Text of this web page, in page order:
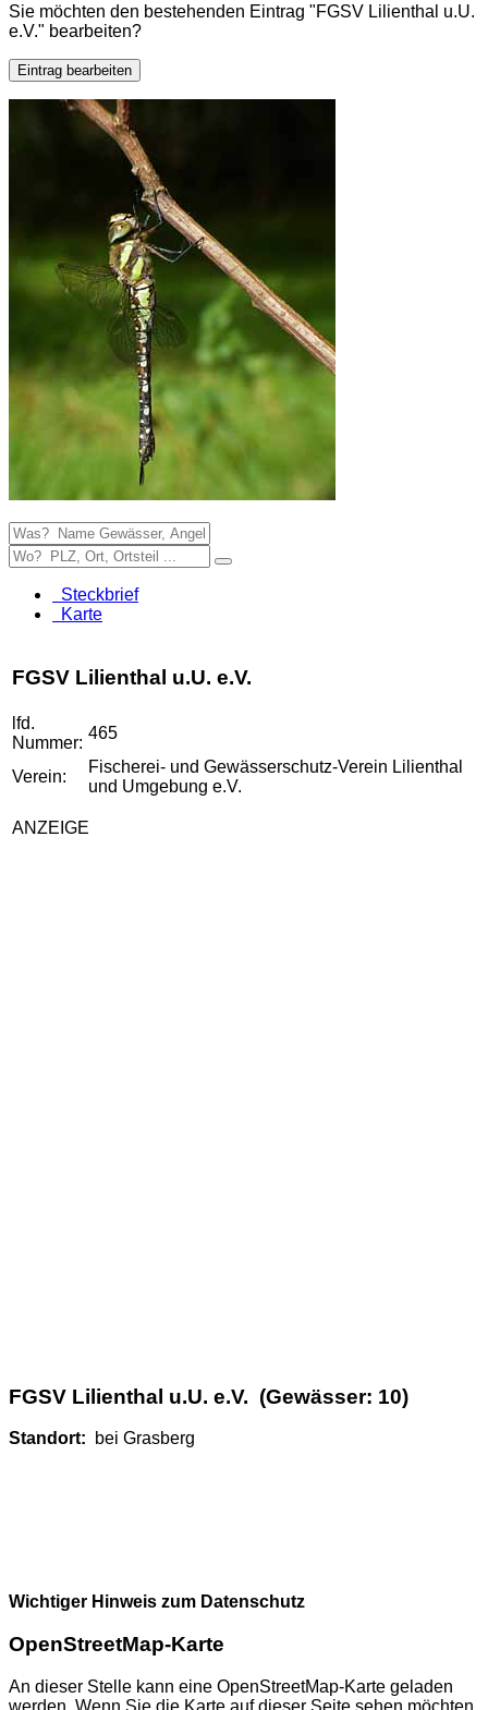
Sie möchten den bestehenden Eintrag "FGSV Lilienthal u.U.
e.V." bearbeiten?
Eintrag bearbeiten
Steckbrief
Karte
FGSV Lilienthal u.U. e.V.
lfd.
Nummer:
465
Verein:
Fischerei- und Gewässerschutz-Verein Lilienthal
und Umgebung e.V.
ANZEIGE
FGSV Lilienthal u.U. e.V. (Gewässer: 10)
Standort: bei Grasberg
Wichtiger Hinweis zum Datenschutz
OpenStreetMap-Karte
An dieser Stelle kann eine OpenStreetMap-Karte geladen
werden. Wenn Sie die Karte auf dieser Seite sehen möchten,